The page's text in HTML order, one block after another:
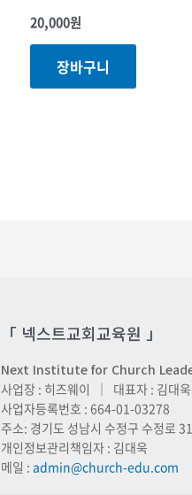
20,000원
장바구니
「 넥스트교회교육원 」
Next Institute for Church
사업장 : 히즈웨이 ｜ 대표자 : 김대욱
사업자등록번호 : 664-01-03278
주소: 경기도 성남시 수정구 수정로
개인정보관리책임자 : 김대욱
메일 : admin@church-edu.com